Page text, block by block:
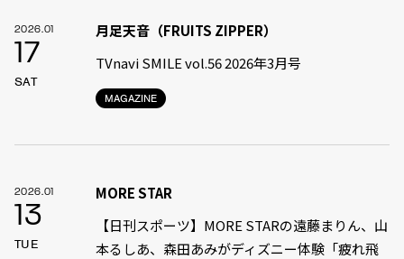
2026.01
17
SAT
MAGAZINE
月足天音（FRUITS ZIPPER）
TVnavi SMILE vol.56 2026年3月号
2026.01
13
TUE
MORE STAR
【日刊スポーツ】MORE STARの遠藤まりん、山
本るしあ、森田あみがディズニー体験「疲れ飛